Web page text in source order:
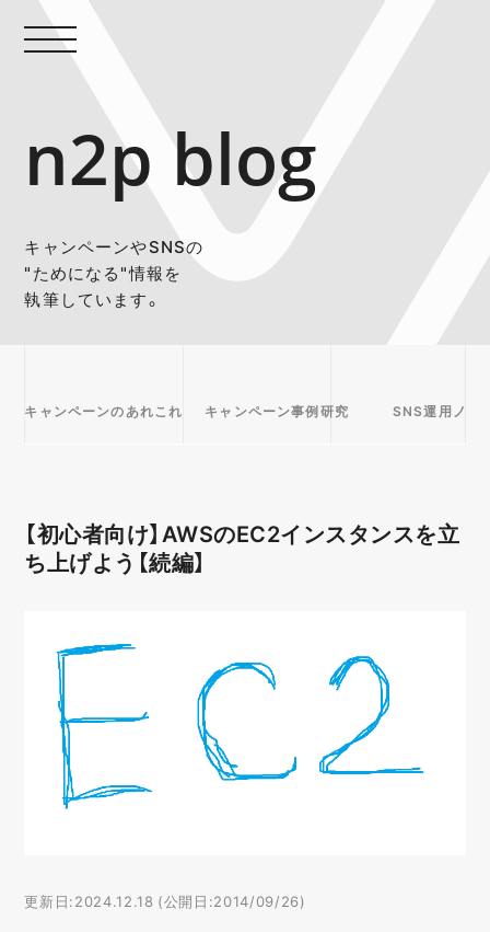
n2p blog
キャンペーンやSNSの
"ためになる"情報を
執筆しています。
キャンペーンのあれこれ キャンペーン事例研究 SNS運用ノウ
【初心者向け】AWSのEC2インスタンスを立
ち上げよう【続編】
更新日:2024.12.18 (公開日:2014/09/26)